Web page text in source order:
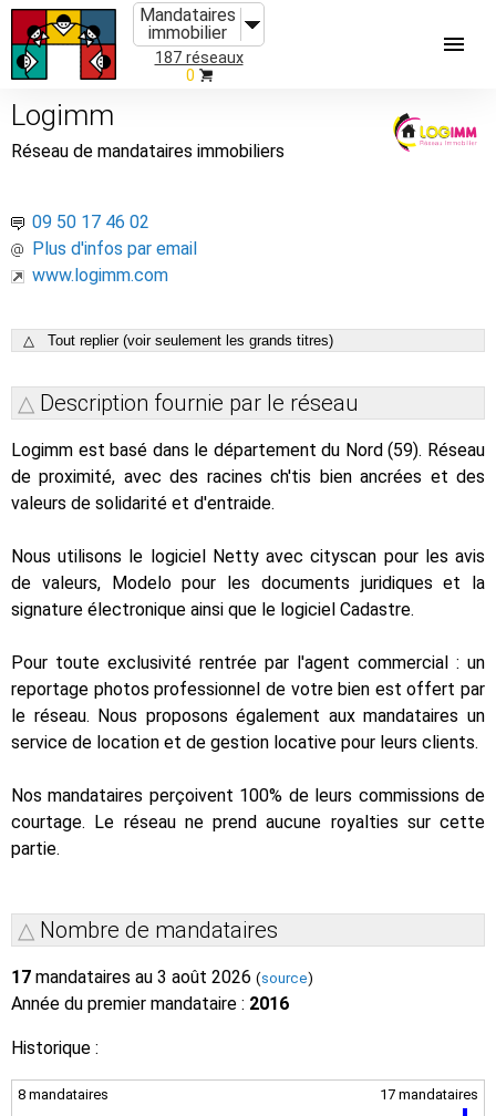
Mandataires
immobilier
187 réseaux
0
Logimm
Réseau de mandataires immobiliers
09 50 17 46 02
Plus d'infos par email
www.logimm.com
△ Tout replier (voir seulement les grands titres)
Description fournie par le réseau
Logimm est basé dans le département du Nord (59). Réseau
de proximité, avec des racines ch'tis bien ancrées et des
valeurs de solidarité et d'entraide.
Nous utilisons le logiciel Netty avec cityscan pour les avis
de valeurs, Modelo pour les documents juridiques et la
signature électronique ainsi que le logiciel Cadastre.
Pour toute exclusivité rentrée par l'agent commercial : un
reportage photos professionnel de votre bien est offert par
le réseau. Nous proposons également aux mandataires un
service de location et de gestion locative pour leurs clients.
Nos mandataires perçoivent 100% de leurs commissions de
courtage. Le réseau ne prend aucune royalties sur cette
partie.
Nombre de mandataires
17 mandataires au 3 août 2026 (source)
Année du premier mandataire : 2016
Historique :
8 mandataires 17 mandataires